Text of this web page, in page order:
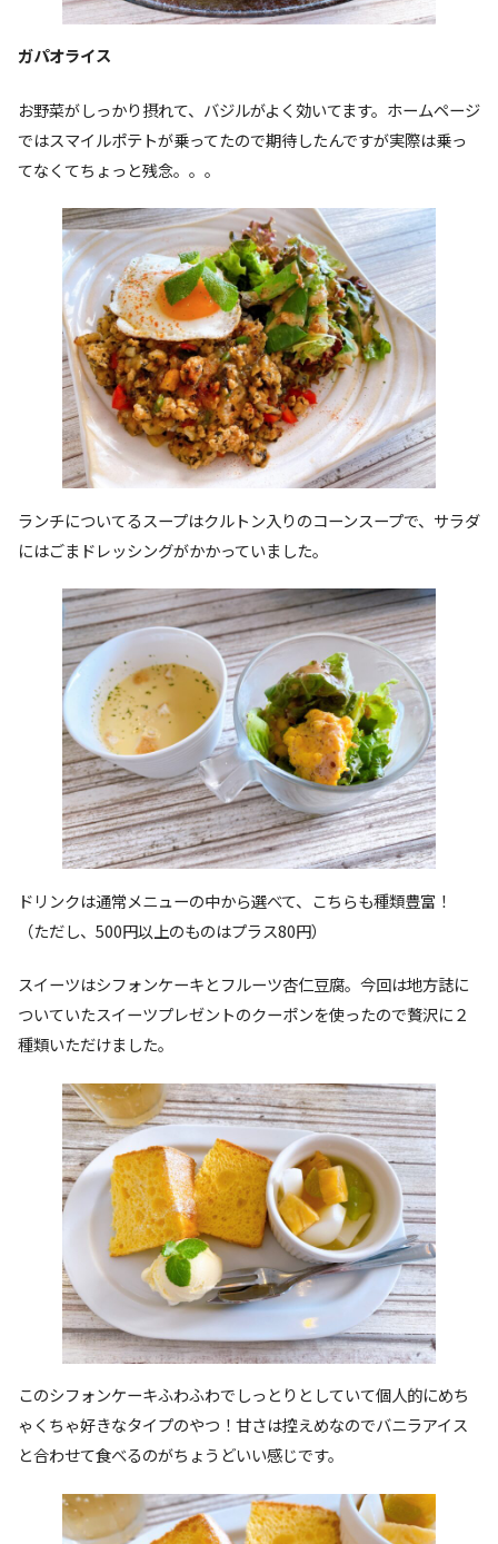
ガパオライス
お野菜がしっかり摂れて、バジルがよく効いてます。ホームページ
ではスマイルポテトが乗ってたので期待したんですが実際は乗っ
てなくてちょっと残念。。。
ランチについてるスープはクルトン入りのコーンスープで、サラダ
にはごまドレッシングがかかっていました。
ドリンクは通常メニューの中から選べて、こちらも種類豊富！
（ただし、500円以上のものはプラス80円）
スイーツはシフォンケーキとフルーツ杏仁豆腐。今回は地方誌に
ついていたスイーツプレゼントのクーポンを使ったので贅沢に２
種類いただけました。
このシフォンケーキふわふわでしっとりとしていて個人的にめち
ゃくちゃ好きなタイプのやつ！甘さは控えめなのでバニラアイス
と合わせて食べるのがちょうどいい感じです。